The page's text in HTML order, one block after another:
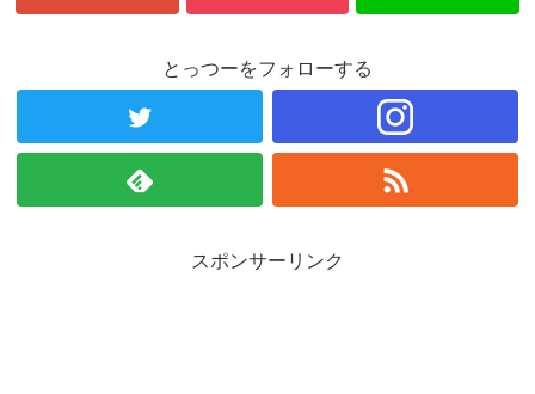
とっつーをフォローする
スポンサーリンク